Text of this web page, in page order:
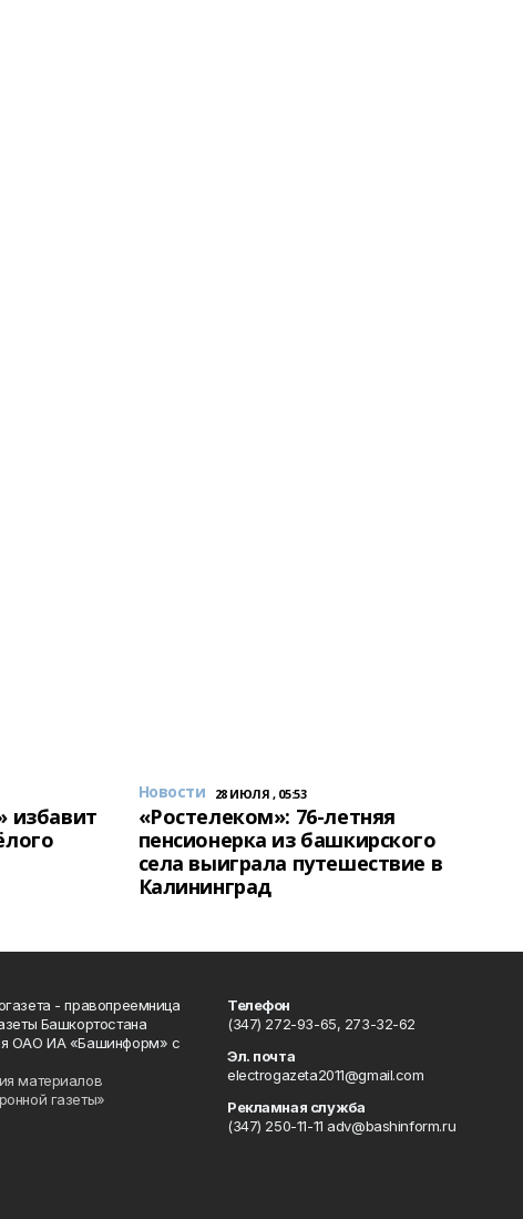
избавит
Новости 28 ИЮЛЯ , 05:53
«Ростелеком»: 76-летняя
пенсионерка из башкирского
села выиграла путешествие в
Калининград
- правопреемница
Башкортостана
ОАО ИА «Башинформ» с
материалов
газеты»
Телефон
(347) 272-93-65, 273-32-62
Эл. почта
electrogazeta2011@gmail.com
Рекламная служба
(347) 250-11-11 adv@bashinform.ru